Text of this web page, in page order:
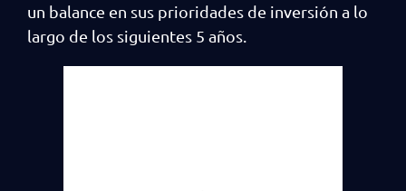
un balance en sus prioridades de inversión a lo
largo de los siguientes 5 años.